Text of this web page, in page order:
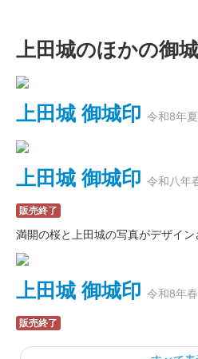
上田城のほかの御
上田城 御城印 令和8年
上田城 御城印 令和八年
販売終了
満開の桜と上田城の写真がデザイン
上田城 御城印 令和8年
販売終了